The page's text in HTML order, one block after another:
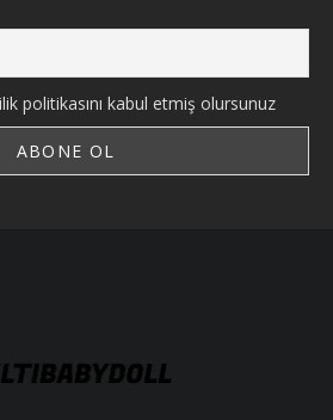
politikasını kabul etmiş olursunuz